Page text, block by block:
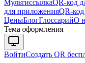
МультиссылкаQR-код
для приложенияQR-
ЦеныБлогГлоссарийО
Тема оформления
ВойтиСоздать QR